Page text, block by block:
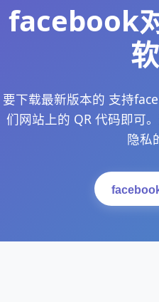
facebook
要下载最新版本的 支持
们网站上的 QR 代码即可
隐私